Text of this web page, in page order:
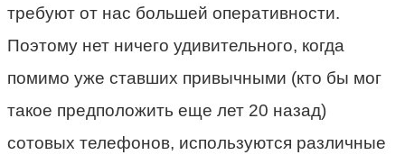
требуют от нас большей оперативности.
Поэтому нет ничего удивительного, когда
помимо уже ставших привычными (кто бы мог
такое предположить еще лет 20 назад)
сотовых телефонов, используются различные